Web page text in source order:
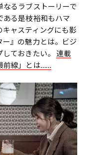
るラブストーリーで
ある是枝裕和もハマ
キャスティングにも影
』の魅力とは。ビジ
ておきたい。 連載
前線」とは……